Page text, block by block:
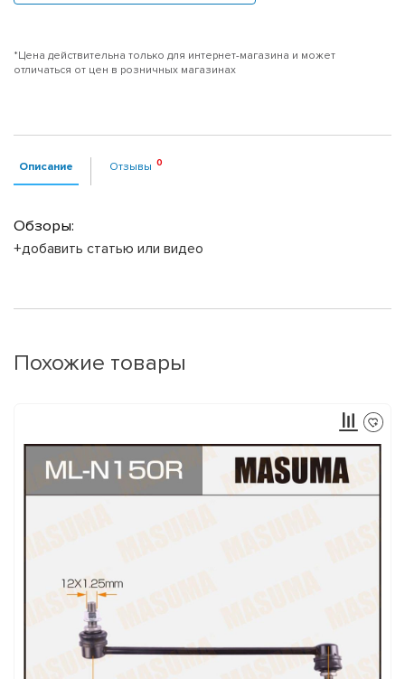
*Цена действительна только для интернет-магазина и может
отличаться от цен в розничных магазинах
Описание Отзывы
Обзоры:
+добавить статью или видео
Похожие товары